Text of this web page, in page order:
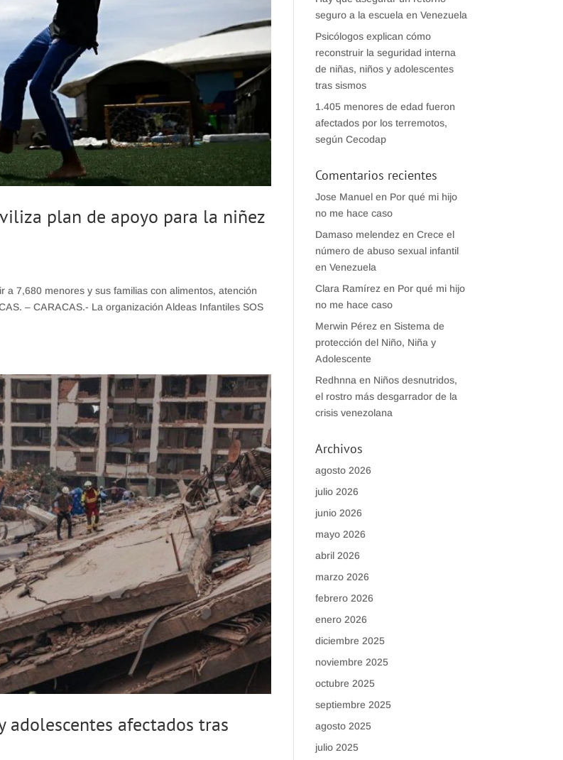
plan de apoyo para la niñez
7,680 menores y sus familias con alimentos, atención
– CARACAS.- La organización Aldeas Infantiles SOS
adolescentes afectados tras
seguro a la escuela en Venezuela
Psicólogos explican cómo
reconstruir la seguridad interna
de niñas, niños y adolescentes
tras sismos
1.405 menores de edad fueron
afectados por los terremotos,
según Cecodap
Comentarios recientes
Jose Manuelen Por qué mi hijo
no me hace caso
Damaso melendez en Crece el
número de abuso sexual infantil
en Venezuela
Clara Ramírez en Por qué mi hijo
no me hace caso
Merwin Pérez en Sistema de
protección del Niño, Niña y
Adolescente
Redhnna en Niños desnutridos,
el rostro más desgarrador de la
crisis venezolana
Archivos
agosto 2026
julio 2026
junio 2026
mayo 2026
abril 2026
marzo 2026
febrero 2026
enero 2026
diciembre 2025
noviembre 2025
octubre 2025
septiembre 2025
agosto 2025
julio 2025